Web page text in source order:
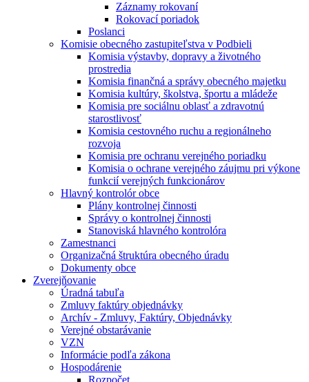
Záznamy rokovaní
Rokovací poriadok
Poslanci
Komisie obecného zastupiteľstva v Podbieli
Komisia výstavby, dopravy a životného
prostredia
Komisia finančná a správy obecného majetku
Komisia kultúry, školstva, športu a mládeže
Komisia pre sociálnu oblasť a zdravotnú
starostlivosť
Komisia cestovného ruchu a regionálneho
rozvoja
Komisia pre ochranu verejného poriadku
Komisia o ochrane verejného záujmu pri výkone
funkcií verejných funkcionárov
Hlavný kontrolór obce
Plány kontrolnej činnosti
Správy o kontrolnej činnosti
Stanoviská hlavného kontrolóra
Zamestnanci
Organizačná štruktúra obecného úradu
Dokumenty obce
Zverejňovanie
Úradná tabuľa
Zmluvy faktúry objednávky
Archív - Zmluvy, Faktúry, Objednávky
Verejné obstarávanie
VZN
Informácie podľa zákona
Hospodárenie
Rozpočet